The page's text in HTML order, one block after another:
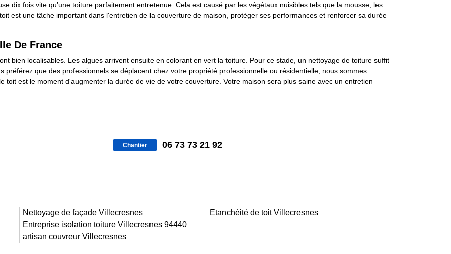
dix fois vite qu’une toiture parfaitement entretenue. Cela est causé par les végétaux nuisibles tels que la mousse, les
est une tâche important dans l'entretien de la couverture de maison, protéger ses performances et renforcer sa durée
De France
bien localisables. Les algues arrivent ensuite en colorant en vert la toiture. Pour ce stade, un nettoyage de toiture suffit
préférez que des professionnels se déplacent chez votre propriété professionnelle ou résidentielle, nous sommes
toit est le moment d'augmenter la durée de vie de votre couverture. Votre maison sera plus saine avec un entretien
Chantier 06 73 73 21 92
Nettoyage de façade Villecresnes
Entreprise isolation toiture Villecresnes 94440
artisan couvreur Villecresnes
Etanchéité de toit Villecresnes